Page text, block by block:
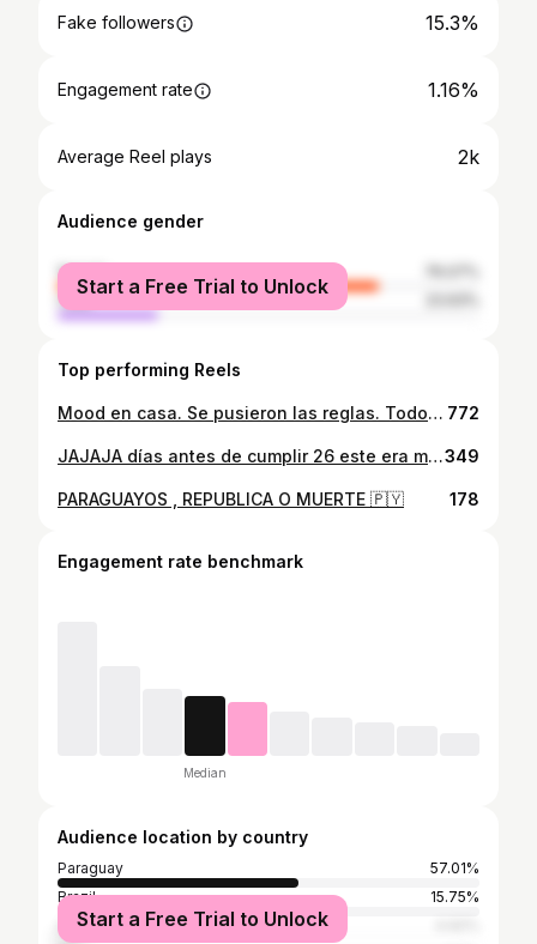
Fake followers 15.3%
Engagement rate 1.16%
Average Reel plays 2k
Audience gender
female
male
Start a Free Trial to Unlock
Top performing Reels
Mood en casa. Se pusieron las reglas. Todo esta bajo control. 🫡🫡🫡🫡🇵🇾🇵🇾🇵🇾🇵🇾🇵🇾 772
JAJAJA días antes de cumplir 26 este era mi desespero ok?! Y @dra_camifr al rescate con su tratamiento de milhões 🔥 Me realice el ✨ skinbooster + botox ✨349
PARAGUAYOS , REPUBLICA O MUERTE 🇵🇾 178
Engagement rate benchmark
Median
Audience location by country
Paraguay
57.01%
Brazil
15.75%
Argentina
Start a Free Trial to Unlock